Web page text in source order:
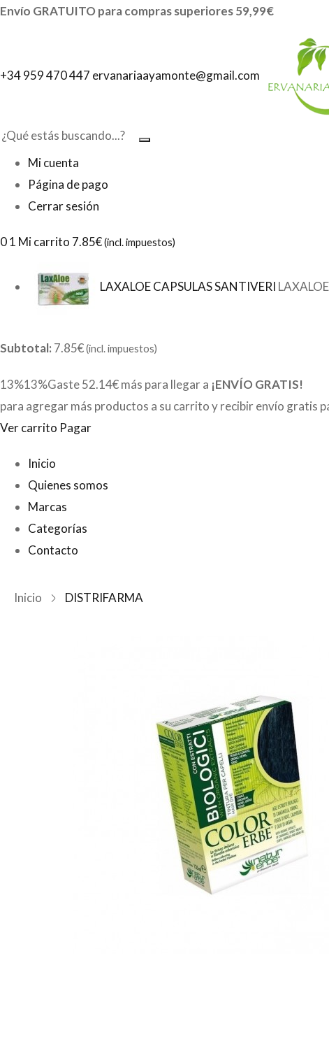
Envío GRATUITO para compras superiores 59,99€
+34 959 470 447 ervanariaayamonte@gmail.com
Mi cuenta
Página de pago
Cerrar sesión
01 Mi carrito 7.85€(incl. impuestos)
LAXALOE CAPSULAS SANTIVERI
Subtotal: 7.85€(incl. impuestos)
13%13%Gaste52.14€más para llegar a ¡ENVÍO GRATIS!
para agregar más productos a su carrito y recibir envío gratis
Ver carrito Pagar
Inicio
Quienes somos
Marcas
Categorías
Contacto
Inicio DISTRIFARMA